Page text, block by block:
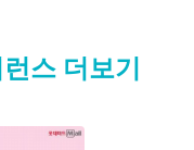
스 더보기